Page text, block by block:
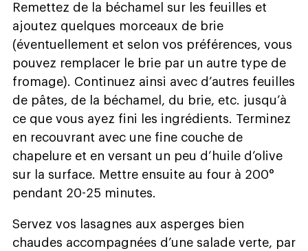
Remettez de la béchamel sur les feuilles et
ajoutez quelques morceaux de brie
(éventuellement et selon vos préférences, vous
pouvez remplacer le brie par un autre type de
fromage). Continuez ainsi avec d’autres feuilles
de pâtes, de la béchamel, du brie, etc. jusqu’à
ce que vous ayez fini les ingrédients. Terminez
en recouvrant avec une fine couche de
chapelure et en versant un peu d’huile d’olive
sur la surface. Mettre ensuite au four à 200°
pendant 20-25 minutes.
Servez vos lasagnes aux asperges bien
chaudes accompagnées d’une salade verte, par